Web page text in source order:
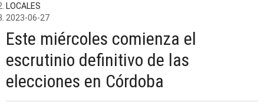
LOCALES
2023-06-27
Este miércoles comienza el
escrutinio definitivo de las
elecciones en Córdoba